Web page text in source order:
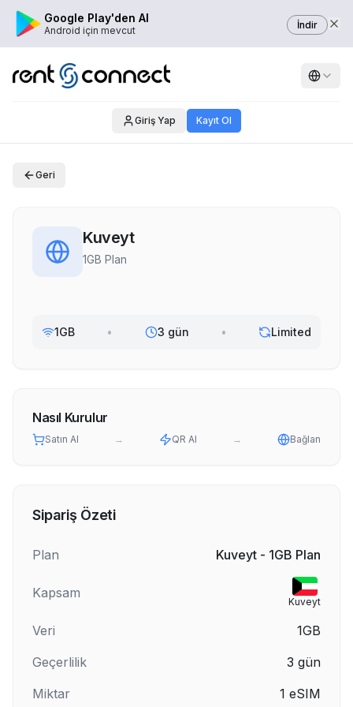
Google Play'den Al
Android için mevcut İndir
Giriş Yap Kayıt Ol
Geri
Kuveyt
1GB Plan
1GB • 3 gün • Limited
Nasıl Kurulur
Satın Al → QR Al → Bağlan
Sipariş Özeti
Plan Kuveyt - 1GB Plan
Kapsam
Kuveyt
Veri
1GB
Geçerlilik
3 gün
Miktar
1 eSIM